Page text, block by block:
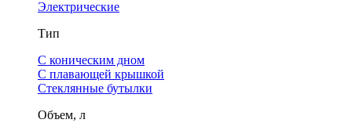
Электрические
Тип
С коническим дном
С плавающей крышкой
Стеклянные бутылки
Объем, л